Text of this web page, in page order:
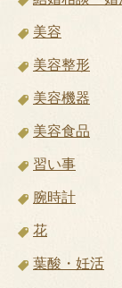
美容
美容整形
美容機器
美容食品
習い事
腕時計
花
葉酸・妊活